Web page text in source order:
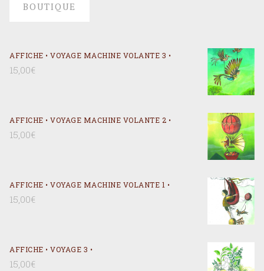
BOUTIQUE
AFFICHE • VOYAGE MACHINE VOLANTE 3 •
15,00€
AFFICHE • VOYAGE MACHINE VOLANTE 2 •
15,00€
AFFICHE • VOYAGE MACHINE VOLANTE 1 •
15,00€
AFFICHE • VOYAGE 3 •
15,00€